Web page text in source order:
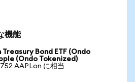
機能
Bond ETF (Ondo
(Ondo Tokenized)
AAPLon に相当